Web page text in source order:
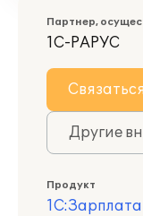
Партнер,
1С-РАРУС
Связаться
Другие
Продукт